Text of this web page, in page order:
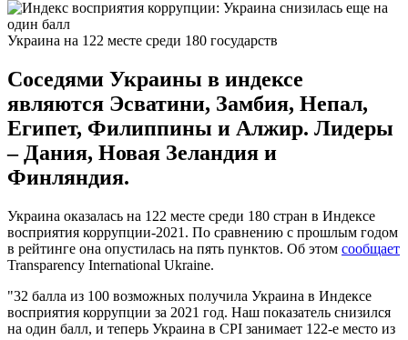
Украина на 122 месте среди 180 государств
Соседями Украины в индексе
являются Эсватини, Замбия, Непал,
Египет, Филиппины и Алжир. Лидеры
– Дания, Новая Зеландия и
Финляндия.
Украина оказалась на 122 месте среди 180 стран в Индексе
восприятия коррупции-2021. По сравнению с прошлым годом
в рейтинге она опустилась на пять пунктов. Об этом сообщает
Transparency International Ukraine.
"32 балла из 100 возможных получила Украина в Индексе
восприятия коррупции за 2021 год. Наш показатель снизился
на один балл, и теперь Украина в CPI занимает 122-е место из